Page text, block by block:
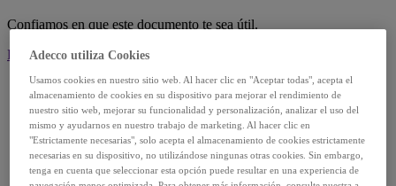
Confiamos en que este documento te sea útil.
Descargar
Informes
14 julio, 2026
Informe Trimestral Adecco Absentismo · T4
Adecco utiliza Cookies
Usamos cookies en nuestro sitio web. Al hacer clic en "Aceptar todas", acepta el
almacenamiento de cookies en su dispositivo para mejorar el rendimiento de
nuestro sitio web, mejorar su funcionalidad y personalización, analizar el uso del
mismo y ayudarnos en nuestro trabajo de marketing. Al hacer clic en
"Estrictamente necesarias", solo acepta el almacenamiento de cookies estrictamente
necesarias en su dispositivo, no utilizándose ningunas otras cookies. Sin embargo,
tenga en cuenta que seleccionar esta opción puede resultar en una experiencia de